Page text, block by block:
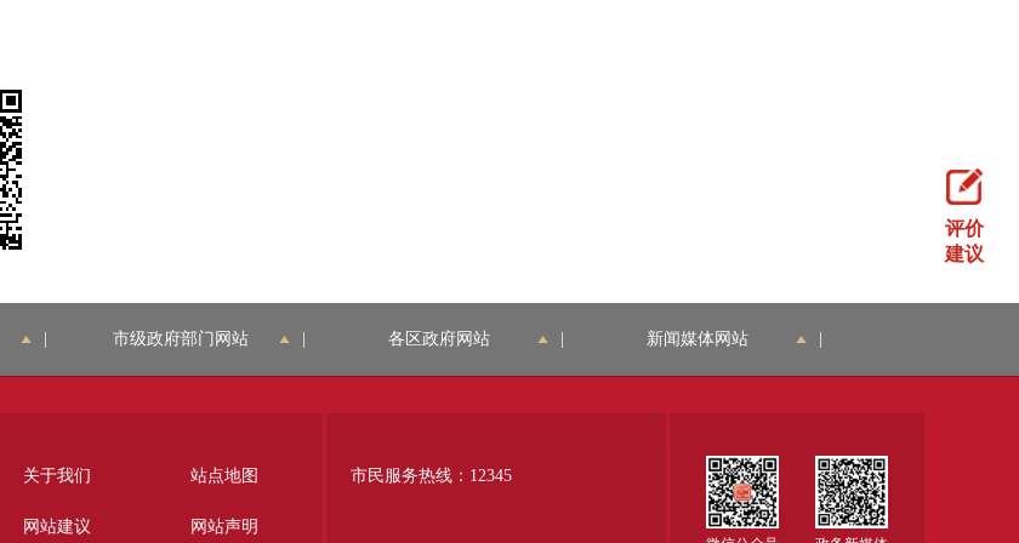
评价
建议
市级政府部门网站 各区政府网站 新闻媒体网站
关于我们 站点地图
网站建议 网站声明
市民服务热线：12345